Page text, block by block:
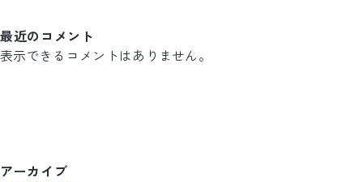
最近のコメント
表示できるコメントはありません。
アーカイブ